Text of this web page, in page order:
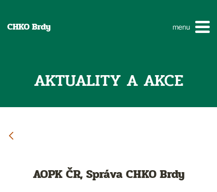
CHKO Brdy menu
AKTUALITY A AKCE
AOPK ČR, Správa CHKO Brdy